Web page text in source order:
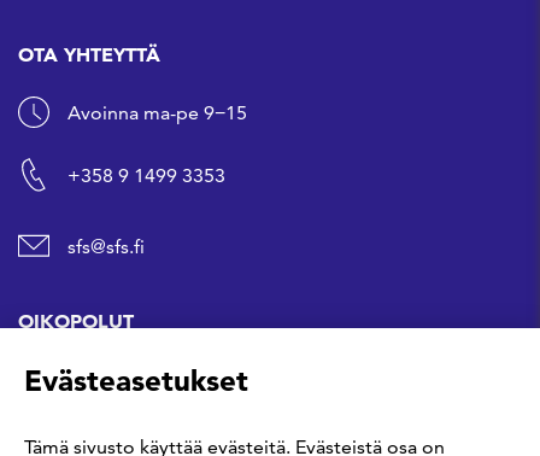
OTA YHTEYTTÄ
Avoinna ma-pe 9−15
+358 9 1499 3353
sfs@sfs.fi
OIKOPOLUT
Hanki standardi
Kommentoi tekeillä olevia standardeja
Evästeasetukset
Tämä sivusto käyttää evästeitä. Evästeistä osa on